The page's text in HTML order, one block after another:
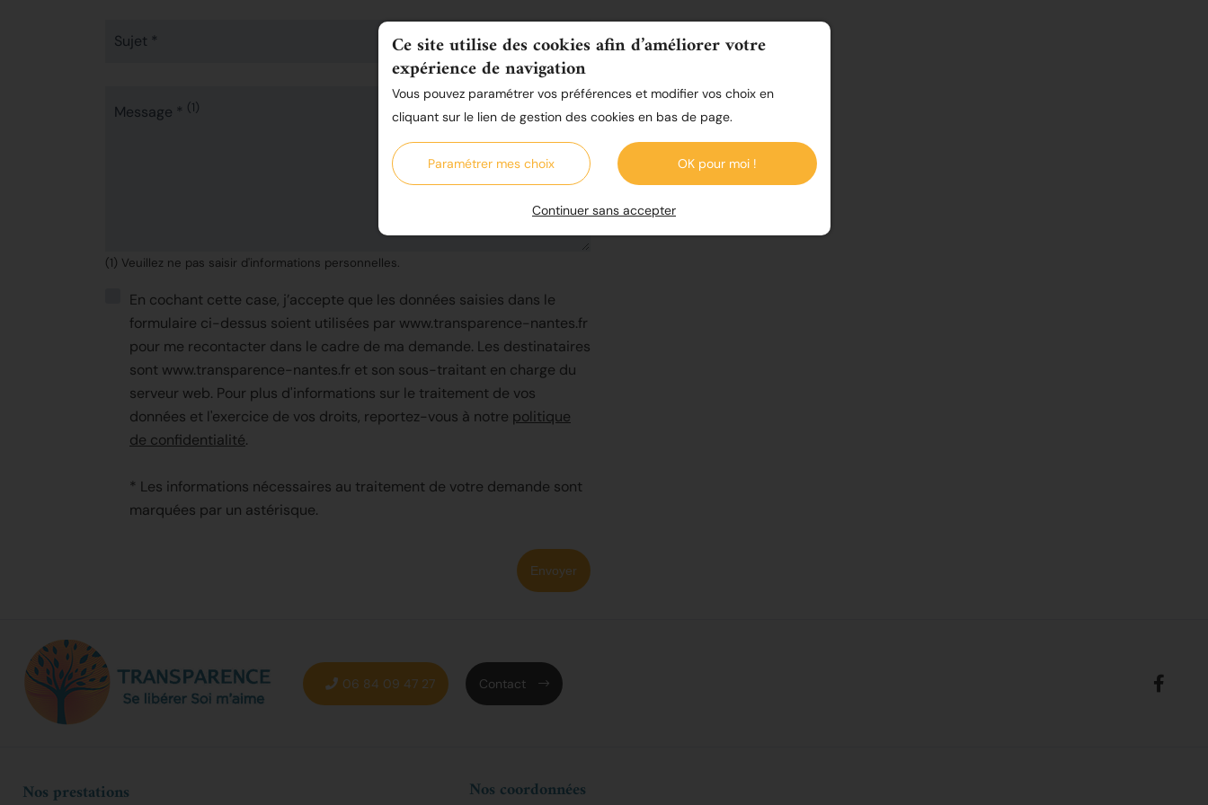
Sujet *
Message * (1)
(1) Veuillez ne pas saisir d'informations personnelles.
En cochant cette case, j’accepte que les données saisies dans le
formulaire ci-dessus soient utilisées par www.transparence-nantes.fr
pour me recontacter dans le cadre de ma demande. Les destinataires
sont www.transparence-nantes.fr et son sous-traitant en charge du
serveur web. Pour plus d'informations sur le traitement de vos
données et l'exercice de vos droits, reportez-vous à notre politique
de confidentialité.
* Les informations nécessaires au traitement de votre demande sont
marquées par un astérisque.
Envoyer
06 84 09 47 27 Contact
Nos prestations Nos coordonnées
Ce site utilise des cookies afin d’améliorer votre
expérience de navigation
Vous pouvez paramétrer vos préférences et modifier vos choix en
cliquant sur le lien de gestion des cookies en bas de page.
Paramétrer mes choix OK pour moi !
Continuer sans accepter